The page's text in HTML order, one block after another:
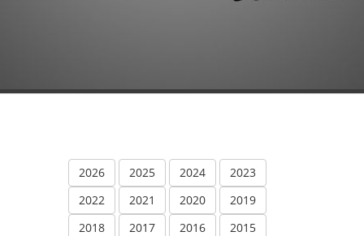
2026 2025 2024
2023
2022
2021 2020
2019
2018
2017 2016
2015